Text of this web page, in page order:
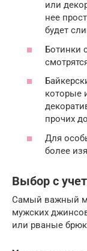
или
нее
будет
Ботинки
которые
прочих
Для
более
Выбор с
Самый важный
мужских
или рваные